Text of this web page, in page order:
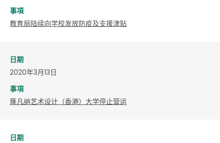
事項
教育局陆续向学校发放防疫及支援津贴
日期
2020年3月13日
事項
蕯凡纳艺术设计（香港）大学停止营运
日期